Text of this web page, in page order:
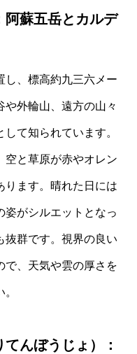
阿蘇五岳とカルデ
し、標高約九三六メー
や外輪山、遠方の山々
て知られています。
空と草原が赤やオレン
ります。晴れた日には
姿がシルエットとなっ
抜群です。視界の良い
で、天気や雲の厚さを
んぼうじょ）：